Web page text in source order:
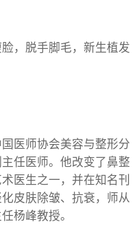
，脱手脚毛，新生植发
医师协会美容与整形分
任医师。他改变了鼻整
医生之一，并在知名刊
皮肤除皱、抗衰，师从
杨峰教授。